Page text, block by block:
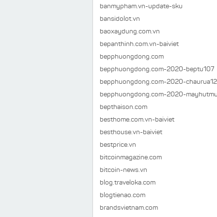
banmypham.vn-update-sku
bansidolot.vn
baoxaydung.com.vn
bepanthinh.com.vn-baiviet
bepphuongdong.com
bepphuongdong.com-2020-beptu107
bepphuongdong.com-2020-
bepphuongdong.com-2020-
bepthaison.com
besthome.com.vn-baiviet
besthouse.vn-baiviet
bestprice.vn
bitcoinmagazine.com
bitcoin-news.vn
blog.traveloka.com
blogtienao.com
brandsvietnam.com